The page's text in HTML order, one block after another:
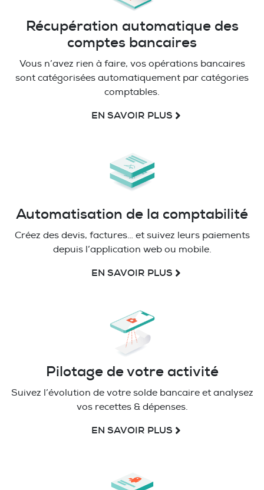
Récupération automatique des
comptes bancaires
Vous n’avez rien à faire, vos opérations bancaires
sont catégorisées automatiquement par catégories
comptables.
EN SAVOIR PLUS
Automatisation de la comptabilité
Créez des devis, factures… et suivez leurs paiements
depuis l’application web ou mobile.
EN SAVOIR PLUS
Pilotage de votre activité
Suivez l’évolution de votre solde bancaire et analysez
vos recettes & dépenses.
EN SAVOIR PLUS